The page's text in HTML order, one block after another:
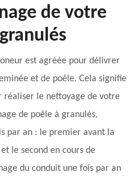
de votre
est agréée pour délivrer
et de poêle. Cela signifie
réaliser le nettoyage de votre
de poêle à granulés,
par an : le premier avant la
le second en cours de
du conduit une fois par an